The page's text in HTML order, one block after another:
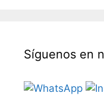
Síguenos en